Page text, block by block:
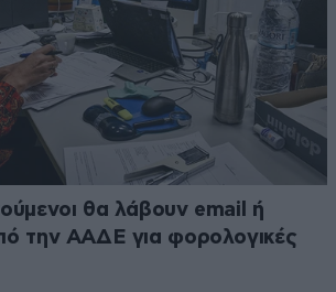
θα λάβουν email ή
την ΑΑΔΕ για φορολογικές